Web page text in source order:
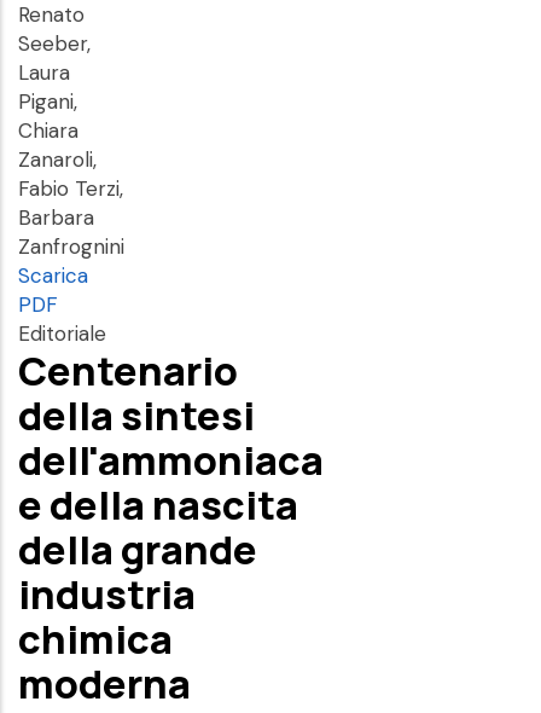
Renato
Seeber,
Laura
Pigani,
Chiara
Zanaroli,
Fabio Terzi,
Barbara
Zanfrognini
Scarica
PDF
Editoriale
Centenario
della sintesi
dell'ammoniaca
e della nascita
della grande
industria
chimica
moderna